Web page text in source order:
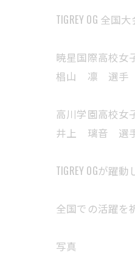
TIGREY OG 全国
暁星国際高校女
椙山 凛 選手
高川学園高校女
井上 璃音 選
TIGREY OGが躍
全国での活躍を
写真